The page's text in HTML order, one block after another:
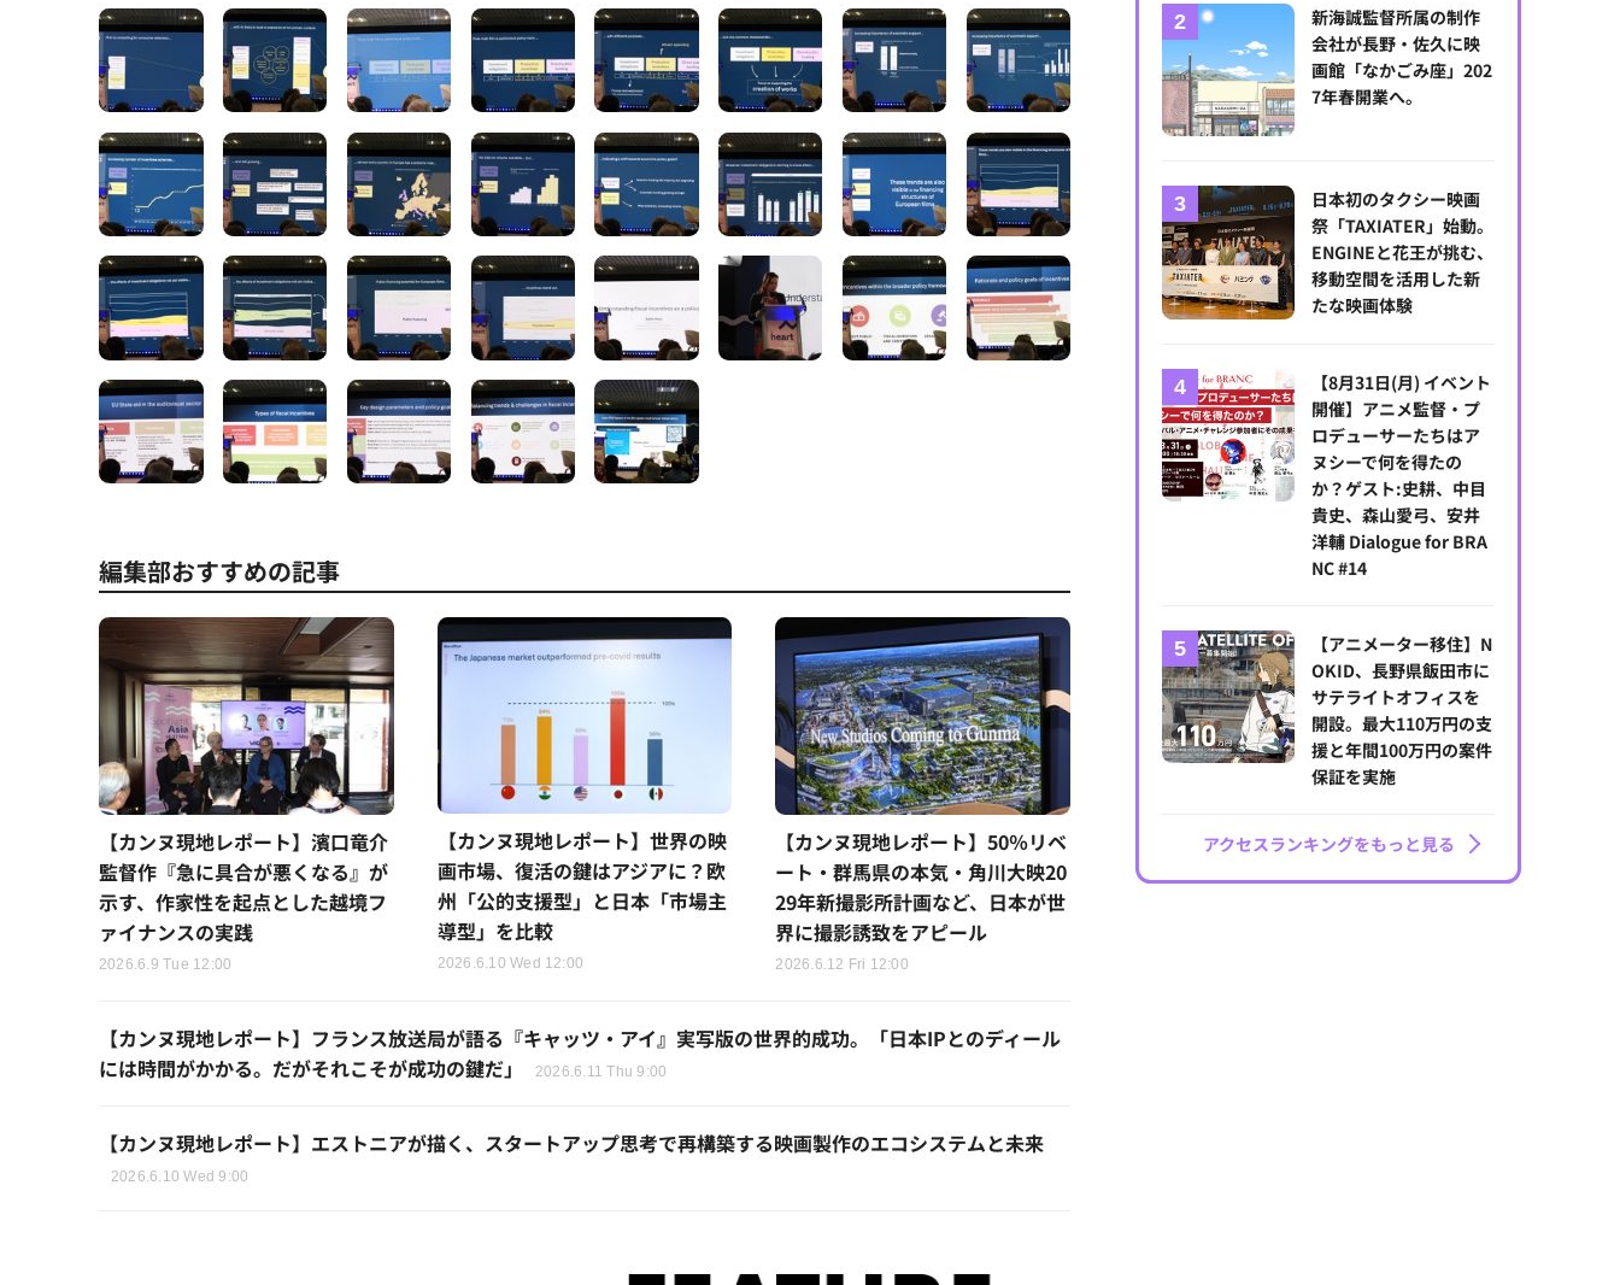
編集部おすすめの記事
【カンヌ現地レポート】濱口竜介
監督作『急に具合が悪くなる』が
示す、作家性を起点とした越境フ
ァイナンスの実践
2026.6.9 Tue 12:00
【カンヌ現地レポート】世界の映
画市場、復活の鍵はアジアに？欧
州「公的支援型」と日本「市場主
導型」を比較
2026.6.10 Wed 12:00
【カンヌ現地レポート】50％リベ
ート・群馬県の本気・角川大映20
29年新撮影所計画など、日本が世
界に撮影誘致をアピール
2026.6.12 Fri 12:00
【カンヌ現地レポート】フランス放送局が語る『キャッツ・アイ』実写版の世界的成功。「日本IPとのディール
には時間がかかる。だがそれこそが成功の鍵だ」
2026.6.11 Thu 9:00
【カンヌ現地レポート】エストニアが描く、スタートアップ思考で再構築する映画製作のエコシステムと未来
2026.6.10 Wed 9:00
新海誠監督所属の制作
会社が長野・佐久に映
画館「なかごみ座」202
7年春開業へ。
日本初のタクシー映画
祭「TAXIATER」始動。
ENGINEと花王が挑む、
移動空間を活用した新
たな映画体験
【8月31日(月) イベント
開催】アニメ監督・プ
ロデューサーたちはア
ヌシーで何を得たの
か？ゲスト:史耕、中目
貴史、森山愛弓、安井
洋輔 Dialogue for BRA
NC #14
【アニメーター移住】N
OKID、長野県飯田市に
サテライトオフィスを
開設。最大110万円の支
援と年間100万円の案件
保証を実施
アクセスランキングをもっと見る